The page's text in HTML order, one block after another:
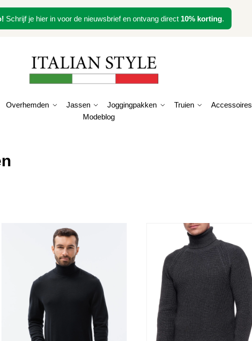
Schrijf je hier in voor de nieuwsbrief en ontvang direct 10% korting.
Overhemden Jassen Joggingpakken Truien Accessoires
Modeblog